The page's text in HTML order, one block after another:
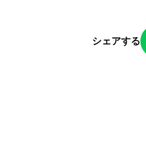
シェアする